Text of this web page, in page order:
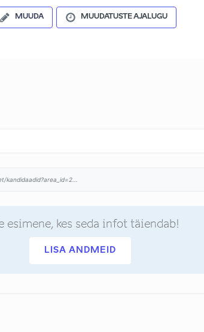
MUUDA MUUDATUSTE AJALUGU
kandidaadid?area_id=2...
esimene, kes seda infot täiendab!
LISA ANDMEID